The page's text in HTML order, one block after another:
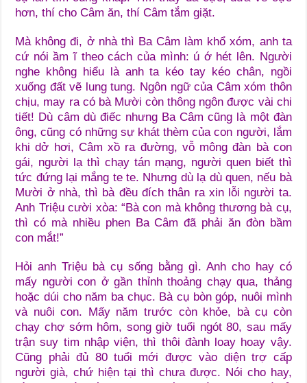
hơn, thí cho Câm ăn, thí Câm tắm giặt.
Mà không đi, ở nhà thì Ba Câm làm khổ xóm, anh ta
cứ nói ầm ĩ theo cách của mình: ú ớ hét lên. Người
nghe không hiểu là anh ta kéo tay kéo chân, ngồi
xuống đất vẽ lung tung. Ngôn ngữ của Câm xóm thôn
chịu, may ra có bà Mười còn thông ngôn được vài chi
tiết! Dù câm dù điếc nhưng Ba Câm cũng là một đàn
ông, cũng có những sự khát thèm của con người, lắm
khi dở hơi, Câm xồ ra đường, vỗ mông đàn bà con
gái, người lạ thì chạy tán mạng, người quen biết thì
tức đứng lại mắng te te. Nhưng dù lạ dù quen, nếu bà
Mười ở nhà, thì bà đều đích thân ra xin lỗi người ta.
Anh Triệu cười xòa: “Bà con mà không thương bà cụ,
thì có mà nhiều phen Ba Câm đã phải ăn đòn bầm
con mắt!”
Hỏi anh Triệu bà cụ sống bằng gì. Anh cho hay có
mấy người con ở gần thỉnh thoảng chạy qua, thảng
hoặc dúi cho năm ba chục. Bà cụ bòn góp, nuôi mình
và nuôi con. Mấy năm trước còn khỏe, bà cụ còn
chạy chợ sớm hôm, song giờ tuổi ngót 80, sau mấy
trận suy tim nhập viện, thì thôi đành loay hoay vậy.
Cũng phải đủ 80 tuổi mới được vào diện trợ cấp
người già, chứ hiện tại thì chưa được. Nói cho hay,